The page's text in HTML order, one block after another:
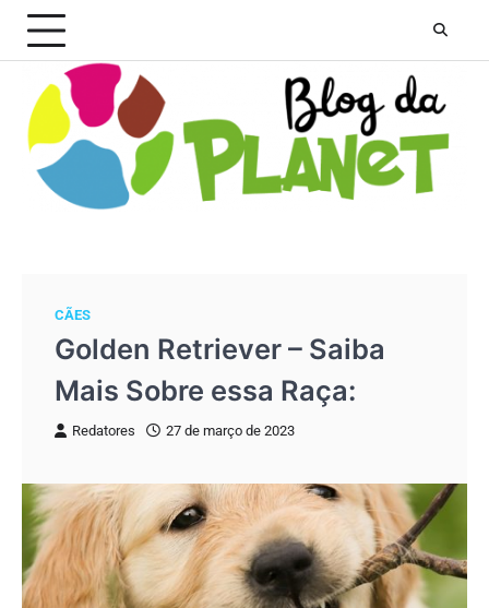
Skip
content
CÃES
Golden Retriever – Saiba
Mais Sobre essa Raça:
Redatores 27 de março de 2023